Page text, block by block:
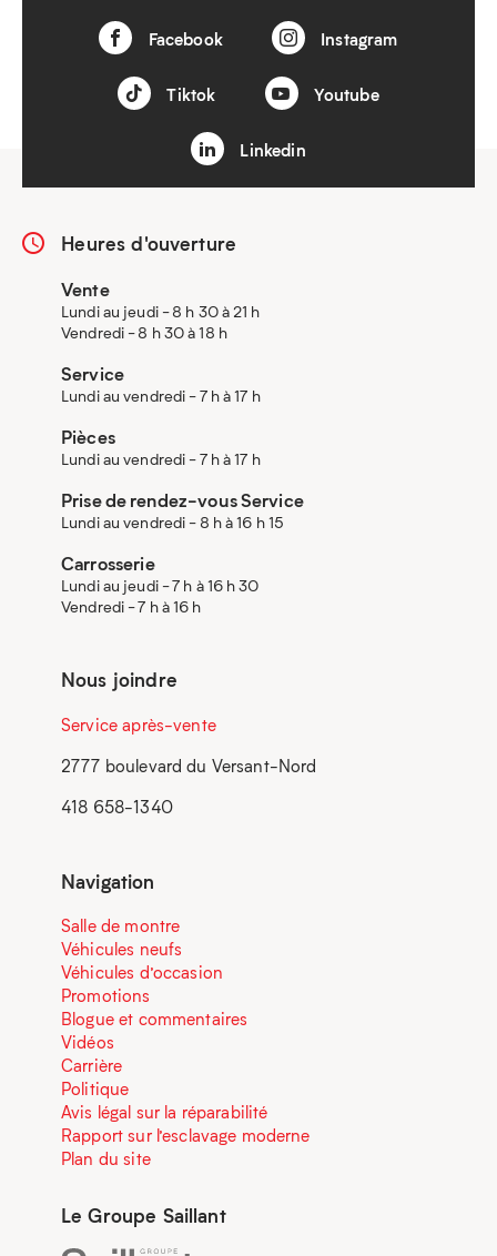
Facebook Instagram
Tiktok Youtube
Linkedin
Heures d'ouverture
Vente
Lundi au jeudi - 8 h 30 à 21 h
Vendredi - 8 h 30 à 18 h
Service
Lundi au vendredi - 7 h à 17 h
Pièces
Lundi au vendredi - 7 h à 17 h
Prise de rendez-vous Service
Lundi au vendredi - 8 h à 16 h 15
Carrosserie
Lundi au jeudi - 7 h à 16 h 30
Vendredi - 7 h à 16 h
Nous joindre
Service après-vente
2777 boulevard du Versant-Nord
418 658-1340
Navigation
Salle de montre
Véhicules neufs
Véhicules d’occasion
Promotions
Blogue et commentaires
Vidéos
Carrière
Politique
Avis légal sur la réparabilité
Rapport sur l’esclavage moderne
Plan du site
Le Groupe Saillant